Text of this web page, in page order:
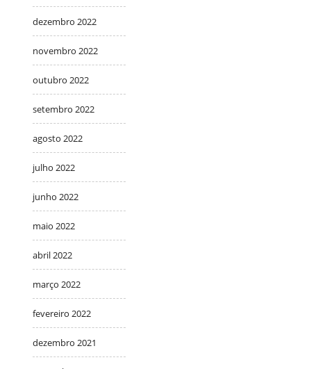
dezembro 2022
novembro 2022
outubro 2022
setembro 2022
agosto 2022
julho 2022
junho 2022
maio 2022
abril 2022
março 2022
fevereiro 2022
dezembro 2021